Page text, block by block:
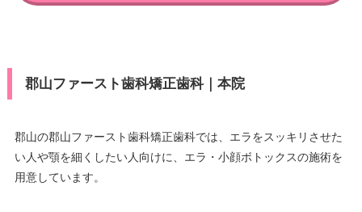
郡山ファースト歯科矯正歯科｜本院
郡山の郡山ファースト歯科矯正歯科では、エラをスッキリさせた
い人や顎を細くしたい人向けに、エラ・小顔ボトックスの施術を
用意しています。